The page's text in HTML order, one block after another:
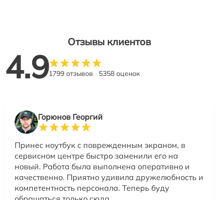
Отзывы клиентов
4.91799 отзывов 5358 оценок
Горюнов Георгий
Принес ноутбук с поврежденным экраном, в
сервисном центре быстро заменили его на
новый. Работа была выполнена оперативно и
качественно. Приятно удивила дружелюбность и
компетентность персонала. Теперь буду